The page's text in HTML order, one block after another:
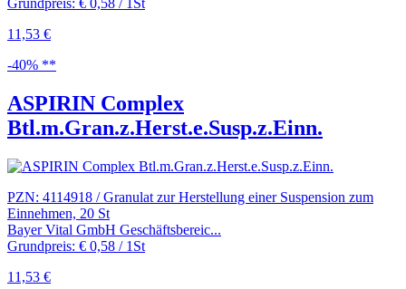
11,53 €
-40% **
ASPIRIN Complex
Btl.m.Gran.z.Herst.e.Susp.z.Einn.
PZN: 4114918 / Granulat zur Herstellung einer Suspension zum
Einnehmen, 20 St
Bayer Vital GmbH Geschäftsbereic...
Grundpreis: € 0,58 / 1St
11,53 €